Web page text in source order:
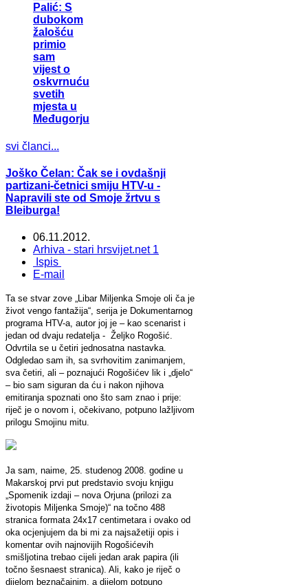
Palić: S
dubokom
žalošću
primio
sam
vijest o
oskvrnuću
svetih
mjesta u
Međugorju
svi članci...
Joško Čelan: Čak se i ovdašnji
partizani-četnici smiju HTV-u -
Napravili ste od Smoje žrtvu s
Bleiburga!
06.11.2012.
Arhiva - stari hrsvijet.net 1
Ispis
E-mail
Ta se stvar zove „Libar Miljenka Smoje oli ča je
život vengo fantažija“, serija je Dokumentarnog
programa HTV-a, autor joj je – kao scenarist i
jedan od dvaju redatelja - Željko Rogošić.
Odvrtila se u četiri jednosatna nastavka.
Odgledao sam ih, sa svrhovitim zanimanjem,
sva četiri, ali – poznajući Rogošićev lik i „djelo“
– bio sam siguran da ću i nakon njihova
emitiranja spoznati ono što sam znao i prije:
riječ je o novom i, očekivano, potpuno lažljivom
prilogu Smojinu mitu.
Ja sam, naime, 25. studenog 2008. godine u
Makarskoj prvi put predstavio svoju knjigu
„Spomenik izdaji – nova Orjuna (prilozi za
životopis Miljenka Smoje)“ na točno 488
stranica formata 24x17 centimetara i ovako od
oka ocjenjujem da bi mi za najsažetiji opis i
komentar ovih najnovijih Rogošićevih
smišljotina trebao cijeli jedan arak papira (ili
točno šesnaest stranica). Ali, kako je riječ o
dijelom beznačajnim, a dijelom potpuno